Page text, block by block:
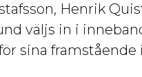
Henrik
väljs in i
sina framstående